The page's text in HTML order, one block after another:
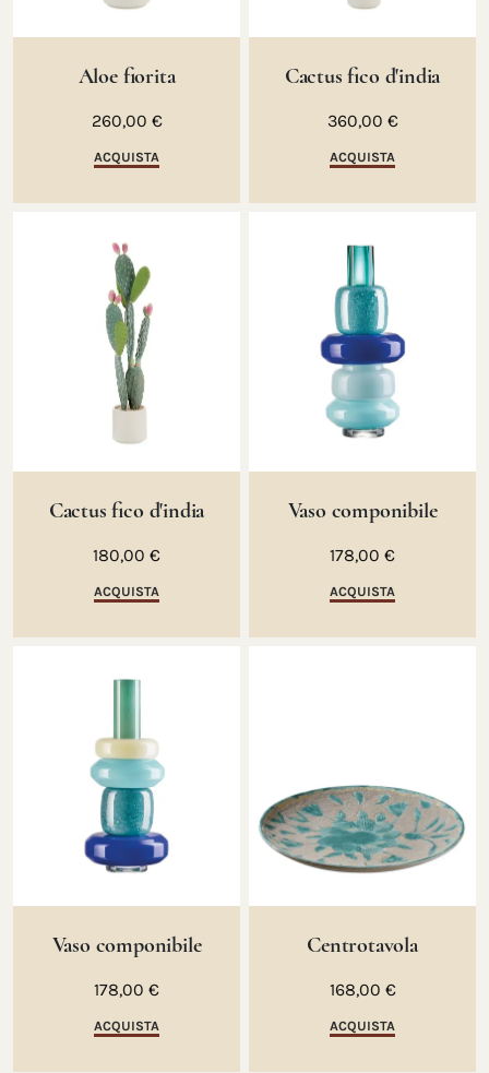
Aloe fiorita
260,00 €
ACQUISTA
Cactus fico d'india
360,00 €
ACQUISTA
Cactus fico d'india
180,00 €
ACQUISTA
Vaso componibile
178,00 €
ACQUISTA
Vaso componibile
178,00 €
ACQUISTA
Centrotavola
168,00 €
ACQUISTA